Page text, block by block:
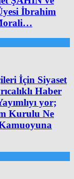
İbrahim
İçin Siyaset
Haber
yor;
Kurulu Ne